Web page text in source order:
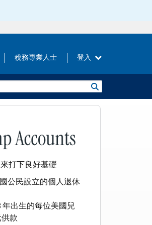
稅務專業人士 登入
打下良好基礎
公民設立的個人退休
年出生的每位美國兒
款